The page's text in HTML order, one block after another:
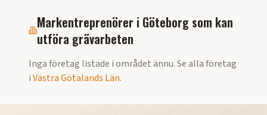
Markentreprenörer i Göteborgsom kan
utföra grävarbeten
Inga företag listade i området ännu. Se alla företag
iVästra Götalands Län.